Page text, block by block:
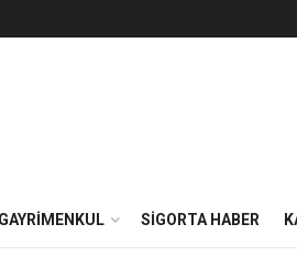
GAYRIMENKUL SIGORTA HABER